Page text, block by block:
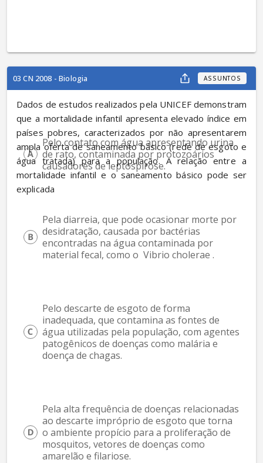
03 CN 2008 - Biologia ASSUNTOS
Dados de estudos realizados pela UNICEF demonstram
que a mortalidade infantil apresenta elevado índice em
países pobres, caracterizados por não apresentarem
ampla oferta de saneamento básico (rede de esgoto e
água tratada) para a população. A relação entre a
mortalidade infantil e o saneamento básico pode ser
explicada
Pelo contato com água apresentando urina
de rato, contaminada por protozoários
causadores de leptospirose.
Pela diarreia, que pode ocasionar morte por
desidratação, causada por bactérias
encontradas na água contaminada por
material fecal, como o  Vibrio cholerae .
Pelo descarte de esgoto de forma
inadequada, que contamina as fontes de
água utilizadas pela população, com agentes
patogênicos de doenças como malária e
doença de chagas.
Pela alta frequência de doenças relacionadas
ao descarte impróprio de esgoto que torna
o ambiente propício para a proliferação de
mosquitos, vetores de doenças como
amarelão e filariose.